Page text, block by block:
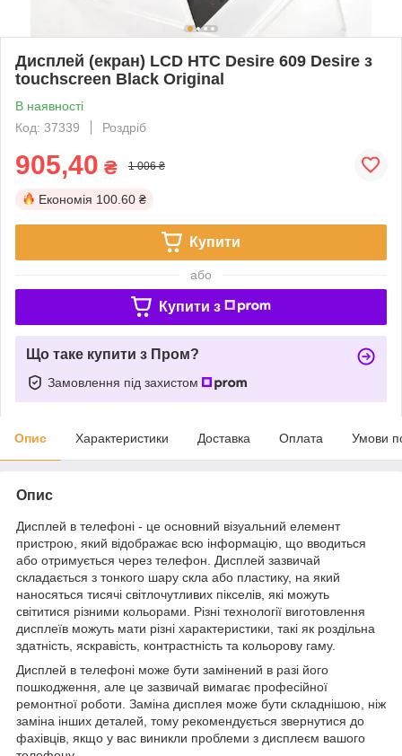
Дисплей (екран) LCD HTC Desire 609 Desire з
touchscreen Black Original
В наявності
Код: 37339
Роздріб
905,40 ₴ 1 006 ₴
Економія 100.60 ₴
Купити
або
Купити з
Що таке купити з Пром?
Замовлення під захистом
Опис Характеристики Доставка Оплата Умови
Опис
Дисплей в телефоні - це основний візуальний елемент
пристрою, який відображає всю інформацію, що вводиться
або отримується через телефон. Дисплей зазвичай
складається з тонкого шару скла або пластику, на який
наносяться тисячі світлочутливих пікселів, які можуть
світитися різними кольорами. Різні технології виготовлення
дисплеїв можуть мати різні характеристики, такі як роздільна
здатність, яскравість, контрастність та кольорову гаму.
Дисплей в телефоні може бути замінений в разі його
пошкодження, але це зазвичай вимагає професійної
ремонтної роботи. Заміна дисплея може бути складнішою, ніж
заміна інших деталей, тому рекомендується звернутися до
фахівців, якщо у вас виникли проблеми з дисплеєм вашого